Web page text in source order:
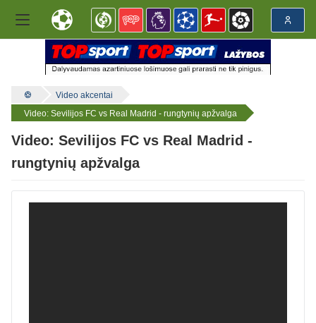
Video akcentai
Video: Sevilijos FC vs Real Madrid - rungtynių apžvalga
Video: Sevilijos FC vs Real Madrid -
rungtynių apžvalga